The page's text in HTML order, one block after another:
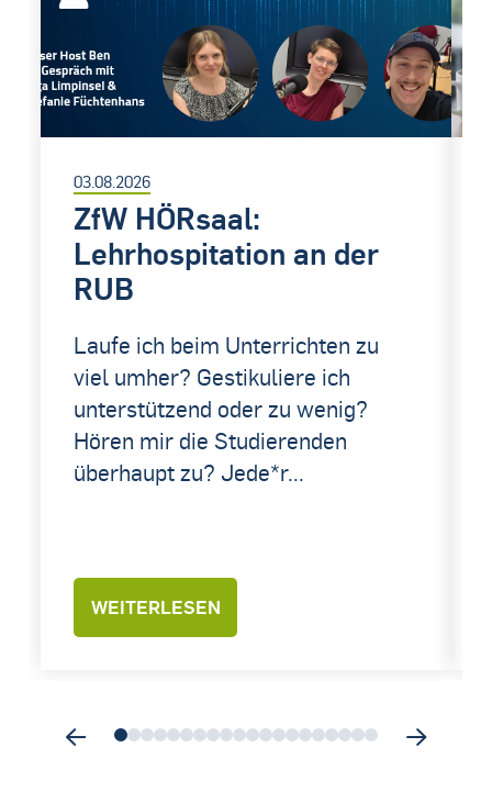
03.08.2026
ZfW HÖRsaal:
Lehrhospitation an der
RUB
Laufe ich beim Unterrichten zu
viel umher? Gestikuliere ich
unterstützend oder zu wenig?
Hören mir die Studierenden
überhaupt zu? Jede*r...
WEITERLESEN
0123456789101112131415161718
19